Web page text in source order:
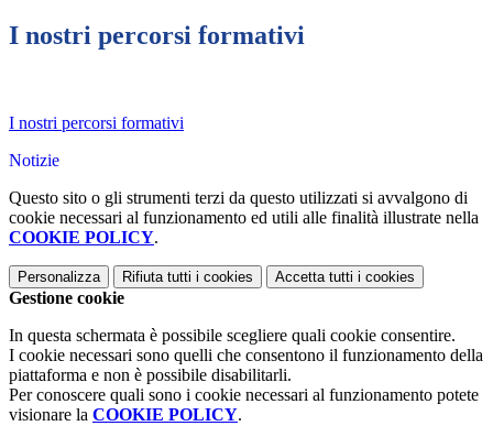
I nostri percorsi formativi
I nostri percorsi formativi
Notizie
Questo sito o gli strumenti terzi da questo utilizzati si avvalgono di
cookie necessari al funzionamento ed utili alle finalità illustrate nella
COOKIE POLICY.
Personalizza Rifiuta tutti i cookies Accetta tutti i cookies
Gestione cookie
In questa schermata è possibile scegliere quali cookie consentire.
I cookie necessari sono quelli che consentono il funzionamento della
piattaforma e non è possibile disabilitarli.
Per conoscere quali sono i cookie necessari al funzionamento potete
visionare la COOKIE POLICY.